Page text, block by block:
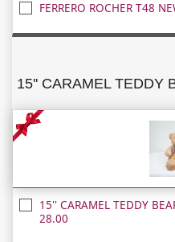
FERRERO ROCHER T48
15'' CARAMEL TEDDY
15'' CARAMEL TEDDY
28.00